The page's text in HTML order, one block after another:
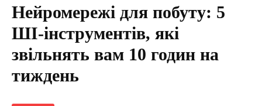
Нейромережі для побуту: 5
ШІ-інструментів, які
звільнять вам 10 годин на
тиждень